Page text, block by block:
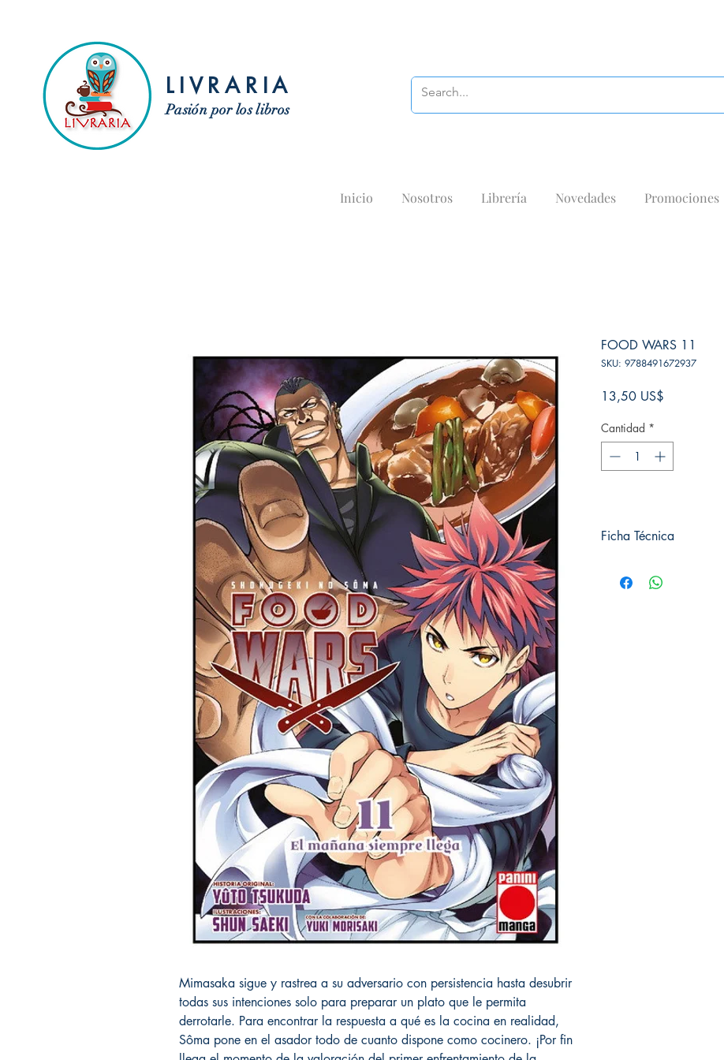
LIVRARIA
Pasión por los libros
Inicio Nosotros Librería Novedades Promociones
Mimasaka sigue y rastrea a su adversario con persistencia hasta desubrir
todas sus intenciones solo para preparar un plato que le permita
derrotarle. Para encontrar la respuesta a qué es la cocina en realidad,
Sôma pone en el asador todo de cuanto dispone como cocinero. ¡Por fin
FOOD WARS 11
SKU: 9788491672937
13,50 US$
Cantidad *
Ficha Técnica
Editorial: PANINI MANGA